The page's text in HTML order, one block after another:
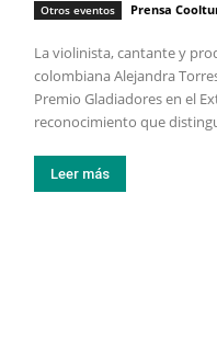
Otros eventos Prensa
La violinista, cantante y
colombiana Alejandra
Premio Gladiadores en el
reconocimiento que
Leer más